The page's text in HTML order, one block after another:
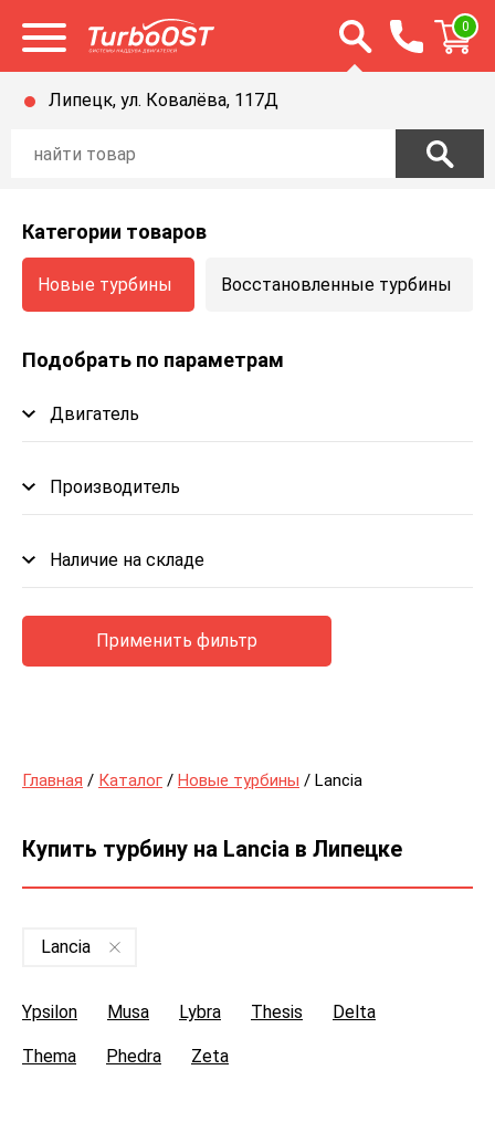
Открыть меню Открыть строку
0
Липецк, ул. Ковалёва, 117Д
Категории товаров
Новые турбины Восстановленные турбины
Подобрать по параметрам
Двигатель
Производитель
Наличие на складе
Применить фильтр
Главная / Каталог / Новые турбины / Lancia
Купить турбину на Lancia в Липецке
Lancia
Ypsilon Musa Lybra Thesis Delta
Thema Phedra Zeta